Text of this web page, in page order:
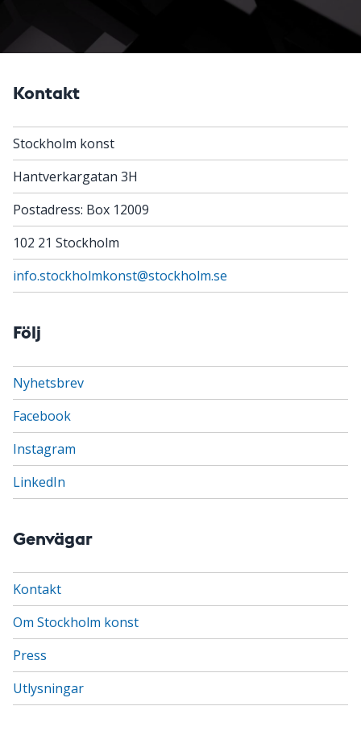
Kontakt
Stockholm konst
Hantverkargatan 3H
Postadress: Box 12009
102 21 Stockholm
info.stockholmkonst@stockholm.se
Följ
Nyhetsbrev
Facebook
Instagram
LinkedIn
Genvägar
Kontakt
Om Stockholm konst
Press
Utlysningar